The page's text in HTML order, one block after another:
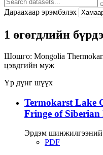
Дараахаар эрэмбэлэх
1 өгөгдлийн
Шошго: Mongolia
цэвдгийн муж
Үр дүнг шүүх
Termokarst Lake
Fringe of Siberian
Эрдэм шинжилгээний
PDF